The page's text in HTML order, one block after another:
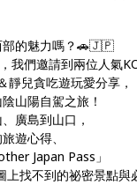
部的魅力嗎？🚗🇯🇵
我們邀請到兩位人氣
靜兒貪吃遊玩愛分享，
山陽自駕之旅！
廣島到山口，
遊心得、
Japan Pass」
上找不到的祕密景點與